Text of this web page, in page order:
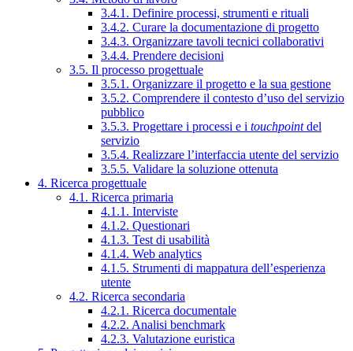
3.4.1. Definire processi, strumenti e rituali
3.4.2. Curare la documentazione di progetto
3.4.3. Organizzare tavoli tecnici collaborativi
3.4.4. Prendere decisioni
3.5. Il processo progettuale
3.5.1. Organizzare il progetto e la sua gestione
3.5.2. Comprendere il contesto d’uso del servizio
pubblico
3.5.3. Progettare i processi e i touchpointdel
servizio
3.5.4. Realizzare l’interfaccia utente del servizio
3.5.5. Validare la soluzione ottenuta
4. Ricerca progettuale
4.1. Ricerca primaria
4.1.1. Interviste
4.1.2. Questionari
4.1.3. Test di usabilità
4.1.4. Web analytics
4.1.5. Strumenti di mappatura dell’esperienza
utente
4.2. Ricerca secondaria
4.2.1. Ricerca documentale
4.2.2. Analisi benchmark
4.2.3. Valutazione euristica